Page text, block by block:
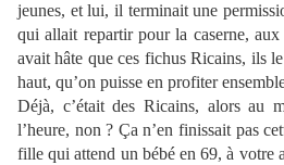
jeunes, et lui, il terminait une
qui allait repartir pour la caserne,
avait hâte que ces fichus Ricains, ils
haut, qu’on puisse en profiter
Déjà, c’était des Ricains, alors au
l’heure, non ? Ça n’en finissait pas
fille qui attend un bébé en 69, à votre